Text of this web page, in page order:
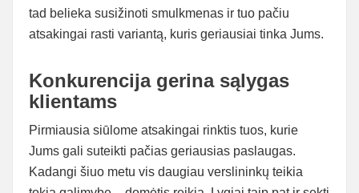
tad belieka susižinoti smulkmenas ir tuo pačiu
atsakingai rasti variantą, kuris geriausiai tinka Jums.
Konkurencija gerina sąlygas
klientams
Pirmiausia siūlome atsakingai rinktis tuos, kurie
Jums gali suteikti pačias geriausias paslaugas.
Kadangi šiuo metu vis daugiau verslininkų teikia